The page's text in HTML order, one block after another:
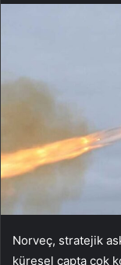
Norveç, stratejik
küresel çapta çok